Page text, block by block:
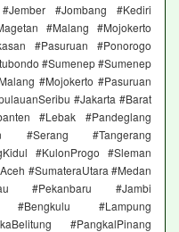
#Jombang #Kediri
#Malang #Mojokerto
#Pasuruan #Ponorogo
#Sumenep #Sumenep
#Mojokerto #Pasuruan
#Jakarta #Barat
#Lebak #Pandeglang
#Serang #Tangerang
#KulonProgo #Sleman
#SumateraUtara #Medan
#Pekanbaru #Jambi
#Bengkulu #Lampung
#PangkalPinang